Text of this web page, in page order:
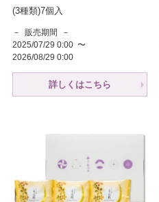
(3種類)7個入
販売期間
2025/07/29 0:00 〜
2026/08/29 0:00
詳しくはこちら